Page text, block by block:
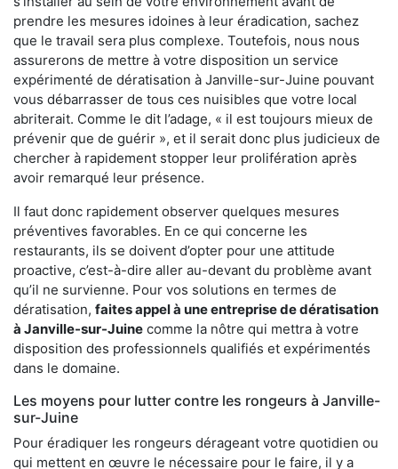
prendre les mesures idoines à leur éradication, sachez
que le travail sera plus complexe. Toutefois, nous nous
assurerons de mettre à votre disposition un service
expérimenté de dératisation à Janville-sur-Juine pouvant
vous débarrasser de tous ces nuisibles que votre local
abriterait. Comme le dit l’adage, « il est toujours mieux de
prévenir que de guérir », et il serait donc plus judicieux de
chercher à rapidement stopper leur prolifération après
avoir remarqué leur présence.
Il faut donc rapidement observer quelques mesures
préventives favorables. En ce qui concerne les
restaurants, ils se doivent d’opter pour une attitude
proactive, c’est-à-dire aller au-devant du problème avant
qu’il ne survienne. Pour vos solutions en termes de
dératisation, faites appel à une entreprise de dératisation
à Janville-sur-Juine comme la nôtre qui mettra à votre
disposition des professionnels qualifiés et expérimentés
dans le domaine.
Les moyens pour lutter contre les rongeurs à Janville-
sur-Juine
Pour éradiquer les rongeurs dérageant votre quotidien ou
qui mettent en œuvre le nécessaire pour le faire, il y a